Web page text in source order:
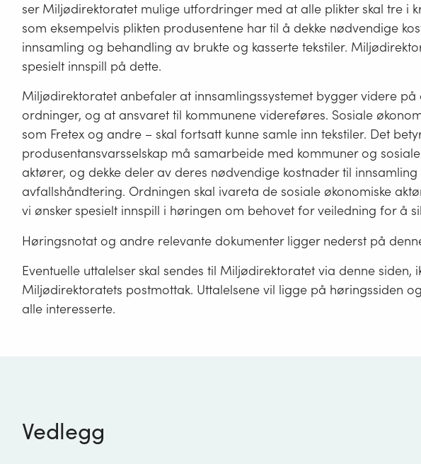
ser Miljødirektoratet mulige utfordringer med at alle plikter skal tre i
som eksempelvis plikten produsentene har til å dekke nødvendige
innsamling og behandling av brukte og kasserte tekstiler.
spesielt innspill på dette.
Miljødirektoratet anbefaler at innsamlingssystemet bygger videre på
ordninger, og at ansvaret til kommunene videreføres. Sosiale
som Fretex og andre – skal fortsatt kunne samle inn tekstiler. Det
produsentansvarsselskap må samarbeide med kommuner og
aktører, og dekke deler av deres nødvendige kostnader til
avfallshåndtering. Ordningen skal ivareta de sosiale økonomiske
vi ønsker spesielt innspill i høringen om behovet for veiledning for å
Høringsnotat og andre relevante dokumenter ligger nederst på
Eventuelle uttalelser skal sendes til Miljødirektoratet via denne siden,
Miljødirektoratets postmottak. Uttalelsene vil ligge på høringssiden
alle interesserte.
Vedlegg